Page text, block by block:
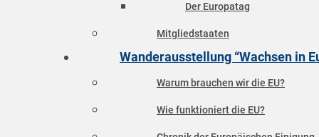
Der Europatag
Mitgliedstaaten
Wanderausstellung “Wachsen in
Warum brauchen wir die EU?
Wie funktioniert die EU?